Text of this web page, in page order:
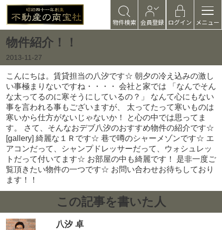
物件検索 会員登録 ログイン メニュー
物件紹介！！
2013-11-27
こんにちは。賃貸担当の八汐です☆ 朝夕の冷え込みの激し
い事極まりないですね・・・・ 会社と家では 「なんでそん
な太ってるのに寒そうにしているの？」 なんて心にもない
事を言われる事もございますが、 太ってたって寒いものは
寒いから仕方がないじゃないか！ と心の中では思ってま
す。 さて、そんなおデブ八汐のおすすめ物件の紹介です☆
[gallery] 綺麗な１Ｒです☆ 巷で噂のシャーメゾンです☆ エ
アコンだって、シャンプドレッサーだって、ウォシュレッ
トだって付いてます☆ お部屋の中も綺麗です！ 是非一度ご
覧頂きたい物件の一つです☆ お問い合わせお待ちしており
ます！！
この記事を書いた人
八汐 卓